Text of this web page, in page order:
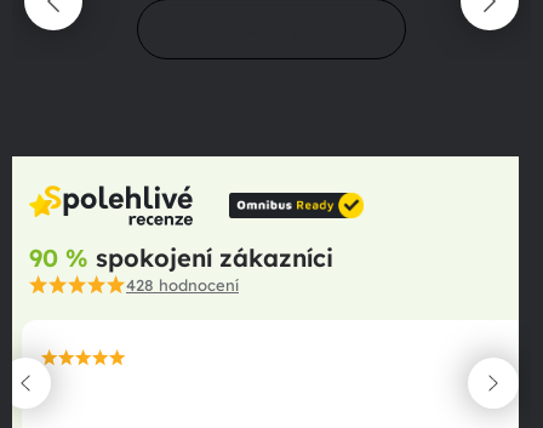
90 % spokojení zákazníci
428 hodnocení
maximální spokojenost
22.06.2025